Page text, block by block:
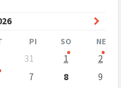
PI SO NE
31 1
2
7 8
9